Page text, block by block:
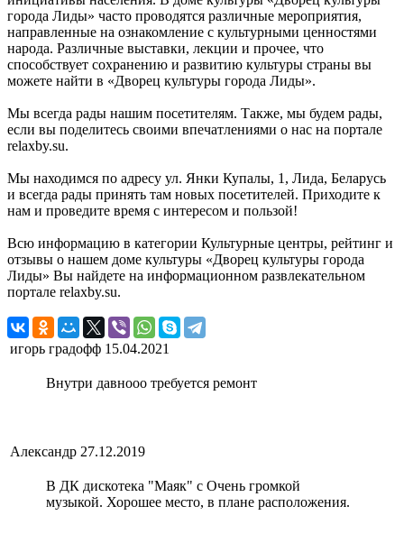
города Лиды» часто проводятся различные мероприятия,
направленные на ознакомление с культурными ценностями
народа. Различные выставки, лекции и прочее, что
способствует сохранению и развитию культуры страны вы
можете найти в «Дворец культуры города Лиды».
Мы всегда рады нашим посетителям. Также, мы будем рады,
если вы поделитесь своими впечатлениями о нас на портале
relaxby.su.
Мы находимся по адресу ул. Янки Купалы, 1, Лида, Беларусь
и всегда рады принять там новых посетителей. Приходите к
нам и проведите время с интересом и пользой!
Всю информацию в категории Культурные центры, рейтинг и
отзывы о нашем доме культуры «Дворец культуры города
Лиды» Вы найдете на информационном развлекательном
портале relaxby.su.
игорь градофф 15.04.2021
Внутри давнооо требуется ремонт
Александр 27.12.2019
В ДК дискотека "Маяк" с Очень громкой
музыкой. Хорошее место, в плане расположения.